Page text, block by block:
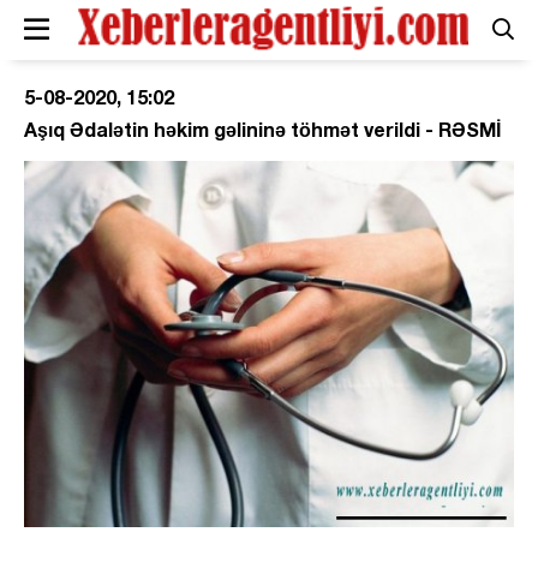
5-08-2020, 15:02
Aşıq Ədalətin həkim gəlininə töhmət verildi - RƏSMİ